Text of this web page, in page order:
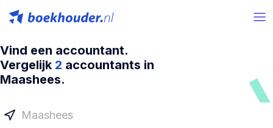
Vind een accountant.
Vergelijk 2 accountants in
Maashees.